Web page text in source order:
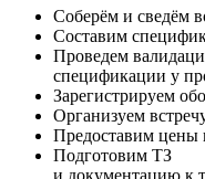
Соберём и сведём
Составим
Проведем
спецификации у
Зарегистрируем
Организуем
Предоставим цены
Подготовим ТЗ